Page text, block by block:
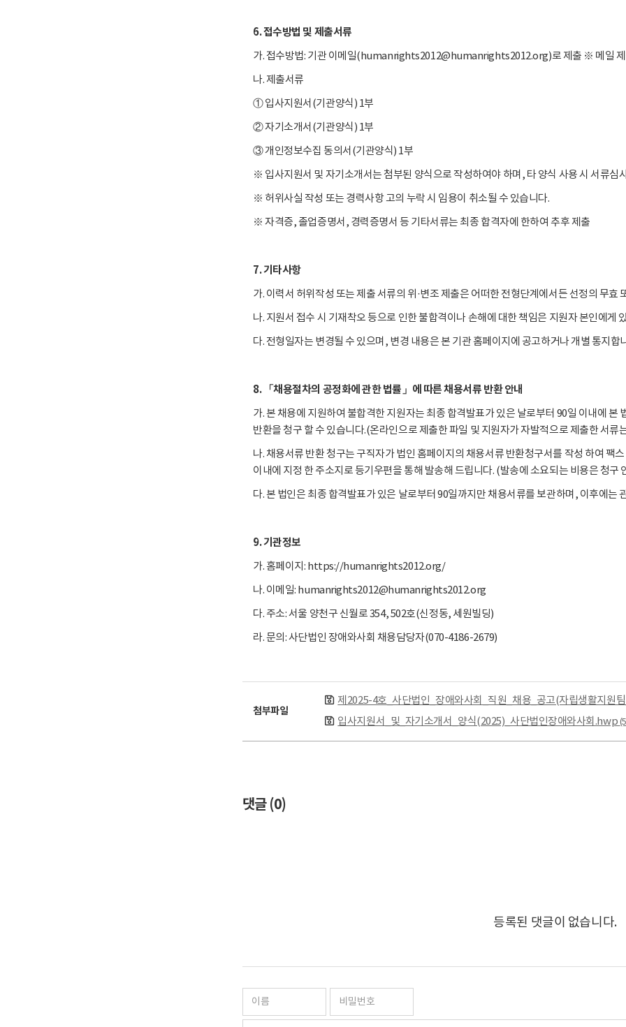
6. 접수방법 및 제출서류
가. 접수방법: 기관 이메일(humanrights2012@humanrights2012.org)로 제출 ※ 메일
나. 제출서류
① 입사지원서(기관양식) 1부
② 자기소개서(기관양식) 1부
③ 개인정보수집 동의서(기관양식) 1부
※ 입사지원서 및 자기소개서는 첨부된 양식으로 작성하여야 하며, 타 양식 사용 시 서류심
※ 허위사실 작성 또는 경력사항 고의 누락 시 임용이 취소될 수 있습니다.
※ 자격증, 졸업증명서, 경력증명서 등 기타서류는 최종 합격자에 한하여 추후 제출
7. 기타사항
가. 이력서 허위작성 또는 제출 서류의 위·변조 제출은 어떠한 전형단계에서든 선정의 무효
나. 지원서 접수 시 기재착오 등으로 인한 불합격이나 손해에 대한 책임은 지원자 본인에게
다. 전형일자는 변경될 수 있으며, 변경 내용은 본 기관 홈페이지에 공고하거나 개별 통지합
8. 「채용절차의 공정화에 관한 법률」에 따른 채용서류 반환 안내
가. 본 채용에 지원하여 불합격한 지원자는 최종 합격발표가 있은 날로부터 90일 이내에 본
반환을 청구 할 수 있습니다.(온라인으로 제출한 파일 및 지원자가 자발적으로 제출한 서류
나. 채용서류 반환 청구는 구직자가 법인 홈페이지의 채용서류 반환청구서를 작성 하여 팩
이내에 지정 한 주소지로 등기우편을 통해 발송해 드립니다. (발송에 소요되는 비용은 청구
다. 본 법인은 최종 합격발표가 있은 날로부터 90일까지만 채용서류를 보관하며, 이후에는
9. 기관정보
가. 홈페이지: https://humanrights2012.org/
나. 이메일: humanrights2012@humanrights2012.org
다. 주소: 서울 양천구 신월로 354, 502호(신정동, 세원빌딩)
라. 문의: 사단법인 장애와사회 채용담당자(070-4186-2679)
첨부파일
제2025-4호_사단법인_장애와사회_직원_채용_공고(자립생활지원
입사지원서_및_자기소개서_양식(2025)_사단법인장애와사회.hwp
댓글 (0)
등록된 댓글이 없습니다.